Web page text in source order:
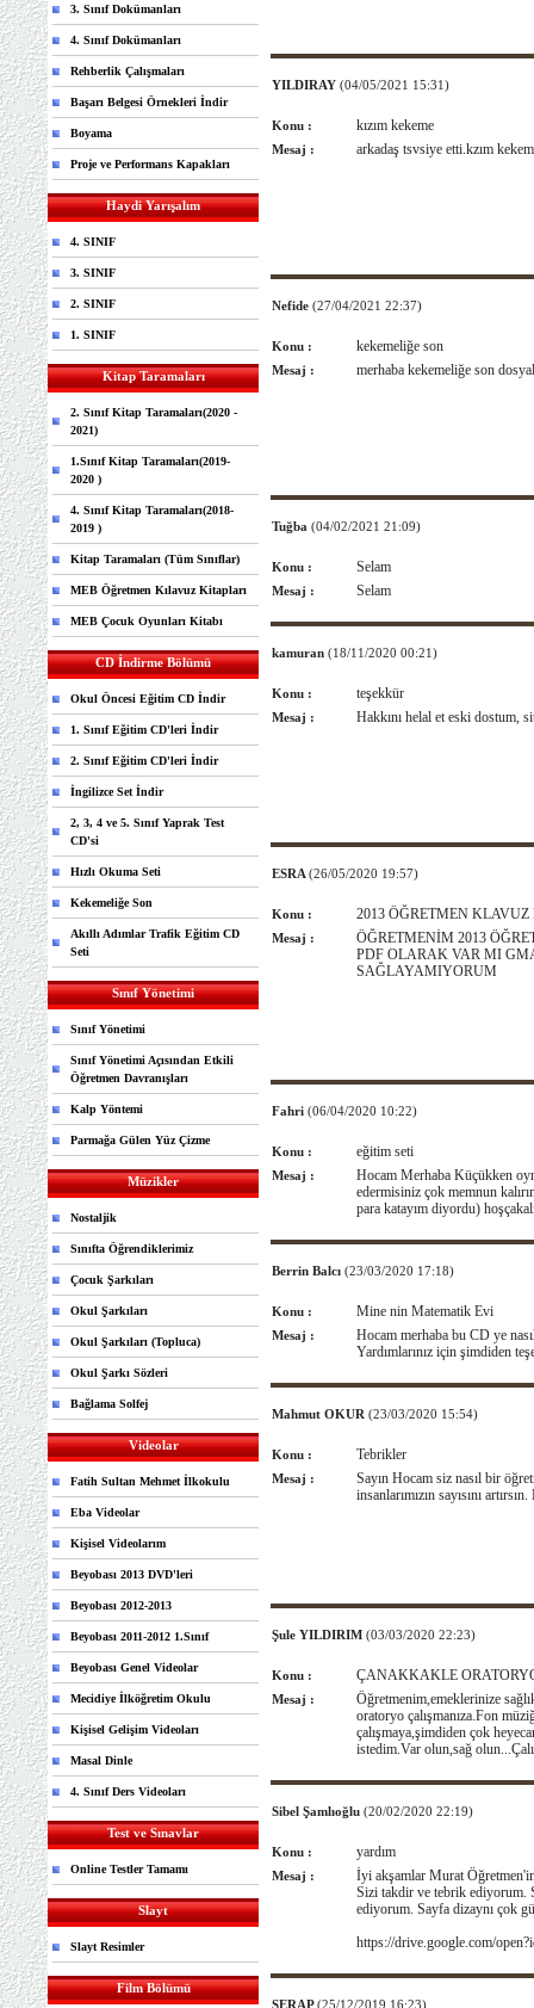
3. Sınıf Dokümanları
4. Sınıf Dokümanları
Rehberlik Çalışmaları
Başarı Belgesi Örnekleri İndir
Boyama
Proje ve Performans Kapakları
Haydi Yarışalım
4. SINIF
3. SINIF
2. SINIF
1. SINIF
Kitap Taramaları
2. Sınıf Kitap Taramaları(2020 -
2021)
1.Sınıf Kitap Taramaları(2019-
2020 )
4. Sınıf Kitap Taramaları(2018-
2019 )
Kitap Taramaları (Tüm Sınıflar)
MEB Öğretmen Kılavuz Kitapları
MEB Çocuk Oyunları Kitabı
CD İndirme Bölümü
Okul Öncesi Eğitim CD İndir
1. Sınıf Eğitim CD'leri İndir
2. Sınıf Eğitim CD'leri İndir
İngilizce Set İndir
2, 3, 4 ve 5. Sınıf Yaprak Test
CD'si
Hızlı Okuma Seti
Kekemeliğe Son
Akıllı Adımlar Trafik Eğitim CD
Seti
Sınıf Yönetimi
Sınıf Yönetimi
Sınıf Yönetimi Açısından Etkili
Öğretmen Davranışları
Kalp Yöntemi
Parmağa Gülen Yüz Çizme
Müzikler
Nostaljik
Sınıfta Öğrendiklerimiz
Çocuk Şarkıları
Okul Şarkıları
Okul Şarkıları (Topluca)
Okul Şarkı Sözleri
Bağlama Solfej
Videolar
Fatih Sultan Mehmet İlkokulu
Eba Videolar
Kişisel Videolarım
Beyobası 2013 DVD'leri
Beyobası 2012-2013
Beyobası 2011-2012 1.Sınıf
Beyobası Genel Videolar
Mecidiye İlköğretim Okulu
Kişisel Gelişim Videoları
Masal Dinle
4. Sınıf Ders Videoları
Test ve Sınavlar
Online Testler Tamamı
Slayt
Slayt Resimler
Film Bölümü
YILDIRAY (04/05/2021 15:31)
Konu : kızım kekeme
Mesaj : arkadaş tsvsiye etti.kzım
Nefide (27/04/2021 22:37)
Konu : kekemeliğe son
Mesaj : merhaba kekemeliğe son
Tuğba (04/02/2021 21:09)
Konu : Selam
Mesaj : Selam
kamuran (18/11/2020 00:21)
Konu : teşekkür
Mesaj : Hakkını helal et eski dostum,
ESRA (26/05/2020 19:57)
Konu : 2013 ÖĞRETMEN
Mesaj :
ÖĞRETMENİM 2013
PDF OLARAK VAR MI
SAĞLAYAMIYORUM
Fahri (06/04/2020 10:22)
Konu : eğitim seti
Mesaj :
Hocam Merhaba Küçükken
edermisiniz çok memnun
para katayım diyordu)
Berrin Balcı (23/03/2020 17:18)
Konu : Mine nin Matematik Evi
Mesaj :
Hocam merhaba bu CD ye
Yardımlarınız için şimdiden
Mahmut OKUR (23/03/2020 15:54)
Konu : Tebrikler
Mesaj :
Sayın Hocam siz nasıl bir
insanlarımızın sayısını
Şule YILDIRIM (03/03/2020 22:23)
Konu : ÇANAKKAKLE
Mesaj :
Öğretmenim,emeklerinize
oratoryo çalışmanıza.Fon
çalışmaya,şimdiden çok
istedim.Var olun,sağ
Sibel Şamlıoğlu (20/02/2020 22:19)
Konu : yardım
Mesaj :
İyi akşamlar Murat
Sizi takdir ve tebrik ediyorum.
ediyorum. Sayfa dizaynı çok
https://drive.google.com/
SERAP(25/12/2019 16:23)